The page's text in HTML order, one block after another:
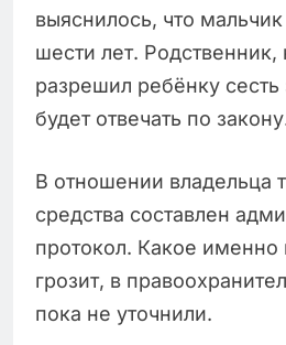
выяснилось, что
шести лет. Родственник,
разрешил ребёнку сесть
будет отвечать по
В отношении владельца
средства составлен
протокол. Какое именно
грозит, в
пока не уточнили.